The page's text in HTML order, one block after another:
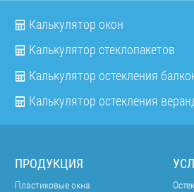
Калькулятор окон
Калькулятор стеклопакетов
Калькулятор остекления
Калькулятор остекления
ПРОДУКЦИЯ
Пластиковые окна